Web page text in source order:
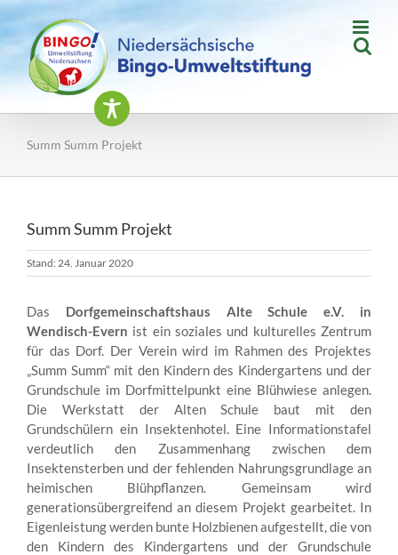
Zum
springen
Summ Summ Projekt
Summ Summ Projekt
Stand: 24. Januar 2020
Das Dorfgemeinschaftshaus Alte Schule e.V. in
Wendisch-Evern ist ein soziales und kulturelles Zentrum
für das Dorf. Der Verein wird im Rahmen des Projektes
„Summ Summ“ mit den Kindern des Kindergartens und der
Grundschule im Dorfmittelpunkt eine Blühwiese anlegen.
Die Werkstatt der Alten Schule baut mit den
Grundschülern ein Insektenhotel. Eine Informationstafel
verdeutlich den Zusammenhang zwischen dem
Insektensterben und der fehlenden Nahrungsgrundlage an
heimischen Blühpflanzen. Gemeinsam wird
generationsübergreifend an diesem Projekt gearbeitet. In
Eigenleistung werden bunte Holzbienen aufgestellt, die von
den Kindern des Kindergartens und der Grundschule